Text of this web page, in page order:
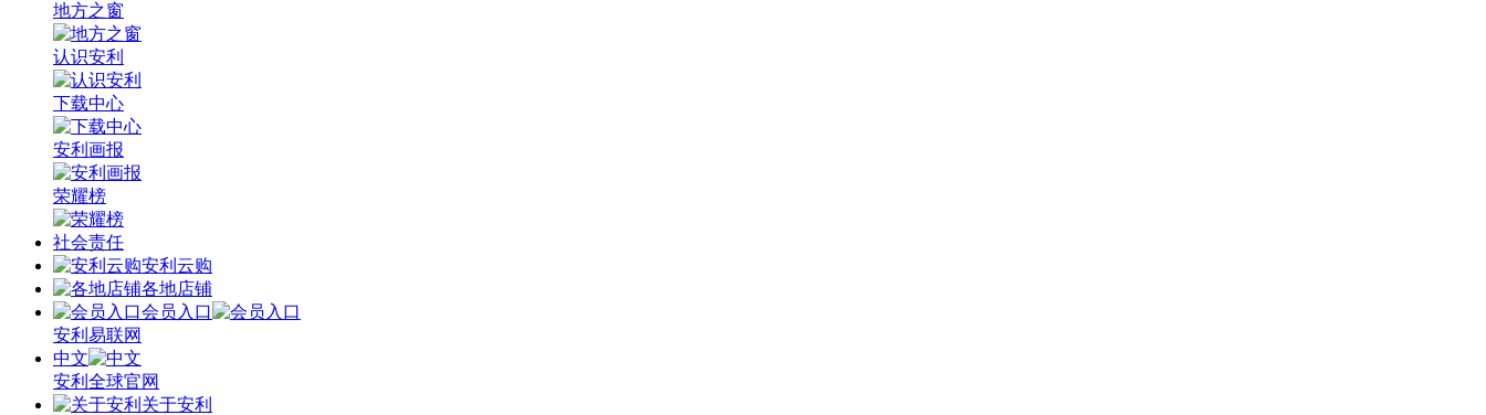
地方之窗
认识安利
下载中心
安利画报
荣耀榜
社会责任
安利云购
各地店铺
会员入口
安利易联网
中文
安利全球官网
关于安利